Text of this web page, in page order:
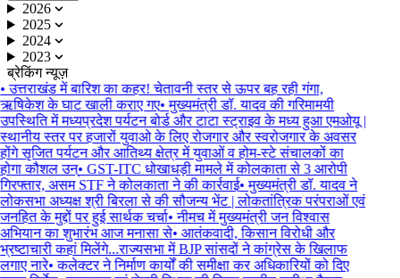
2026
2025
2024
2023
ब्रेकिंग न्यूज़
उत्तराखंड में बारिश का कहर! चेतावनी स्तर से ऊपर बह रही गंगा,
के घाट खाली कराए गए•मुख्यमंत्री डॉ. यादव की गरिमामयी
में मध्यप्रदेश पर्यटन बोर्ड और टाटा स्ट्राइव के मध्य हुआ एमओयू |
स्तर पर हजारों युवाओ के लिए रोजगार और स्वरोजगार के अवसर
सृजित पर्यटन और आतिथ्य क्षेत्र में युवाओं व होम-स्टे संचालकों का
कौशल उन्• GST-ITC धोखाधड़ी मामले में कोलकाता से 3 आरोपी
असम STF ने कोलकाता ने की कार्रवाई•मुख्यमंत्री डॉ. यादव ने
अध्यक्ष श्री बिरला से की सौजन्य भेंट | लोकतांत्रिक परंपराओं एवं
के मुद्दों पर हुई सार्थक चर्चा•नीमच में मुख्यमंत्री जन विश्वास
का शुभारंभ आज मनासा से• आतंकवादी, किसान विरोधी और
कहां मिलेंगे...राज्यसभा में BJP सांसदों ने कांग्रेस के खिलाफ
नारे•कलेक्टर ने निर्माण कार्यों की समीक्षा कर अधिकारियों को दिए